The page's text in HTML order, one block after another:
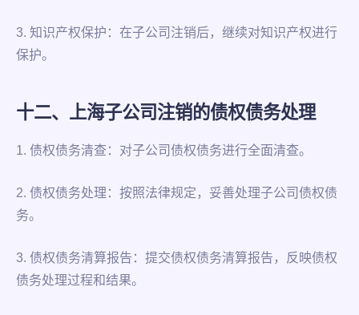
3. 知识产权保护：在子公司注销后，继续对知识产权进行
保护。
十二、上海子公司注销的债权债务处理
1. 债权债务清查：对子公司债权债务进行全面清查。
2. 债权债务处理：按照法律规定，妥善处理子公司债权债
务。
3. 债权债务清算报告：提交债权债务清算报告，反映债权
债务处理过程和结果。